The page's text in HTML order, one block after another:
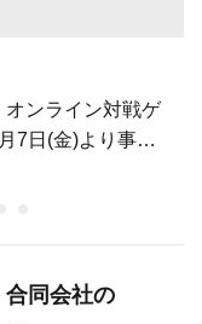
オンライン対戦ゲ
7日(金)より事前
同会社の